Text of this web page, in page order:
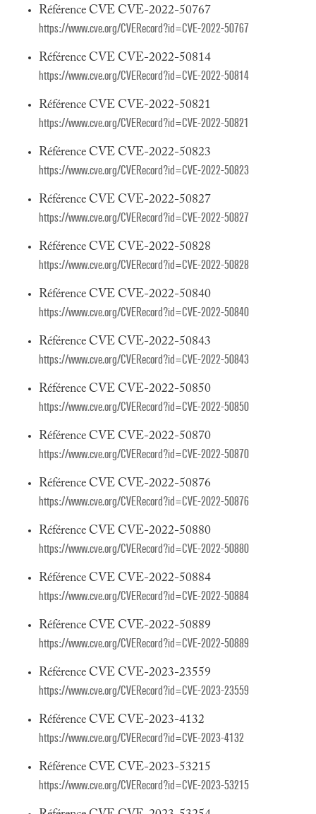
Référence CVE CVE-2022-50767
https://www.cve.org/CVERecord?id=CVE-2022-50767
Référence CVE CVE-2022-50814
https://www.cve.org/CVERecord?id=CVE-2022-50814
Référence CVE CVE-2022-50821
https://www.cve.org/CVERecord?id=CVE-2022-50821
Référence CVE CVE-2022-50823
https://www.cve.org/CVERecord?id=CVE-2022-50823
Référence CVE CVE-2022-50827
https://www.cve.org/CVERecord?id=CVE-2022-50827
Référence CVE CVE-2022-50828
https://www.cve.org/CVERecord?id=CVE-2022-50828
Référence CVE CVE-2022-50840
https://www.cve.org/CVERecord?id=CVE-2022-50840
Référence CVE CVE-2022-50843
https://www.cve.org/CVERecord?id=CVE-2022-50843
Référence CVE CVE-2022-50850
https://www.cve.org/CVERecord?id=CVE-2022-50850
Référence CVE CVE-2022-50870
https://www.cve.org/CVERecord?id=CVE-2022-50870
Référence CVE CVE-2022-50876
https://www.cve.org/CVERecord?id=CVE-2022-50876
Référence CVE CVE-2022-50880
https://www.cve.org/CVERecord?id=CVE-2022-50880
Référence CVE CVE-2022-50884
https://www.cve.org/CVERecord?id=CVE-2022-50884
Référence CVE CVE-2022-50889
https://www.cve.org/CVERecord?id=CVE-2022-50889
Référence CVE CVE-2023-23559
https://www.cve.org/CVERecord?id=CVE-2023-23559
Référence CVE CVE-2023-4132
https://www.cve.org/CVERecord?id=CVE-2023-4132
Référence CVE CVE-2023-53215
https://www.cve.org/CVERecord?id=CVE-2023-53215